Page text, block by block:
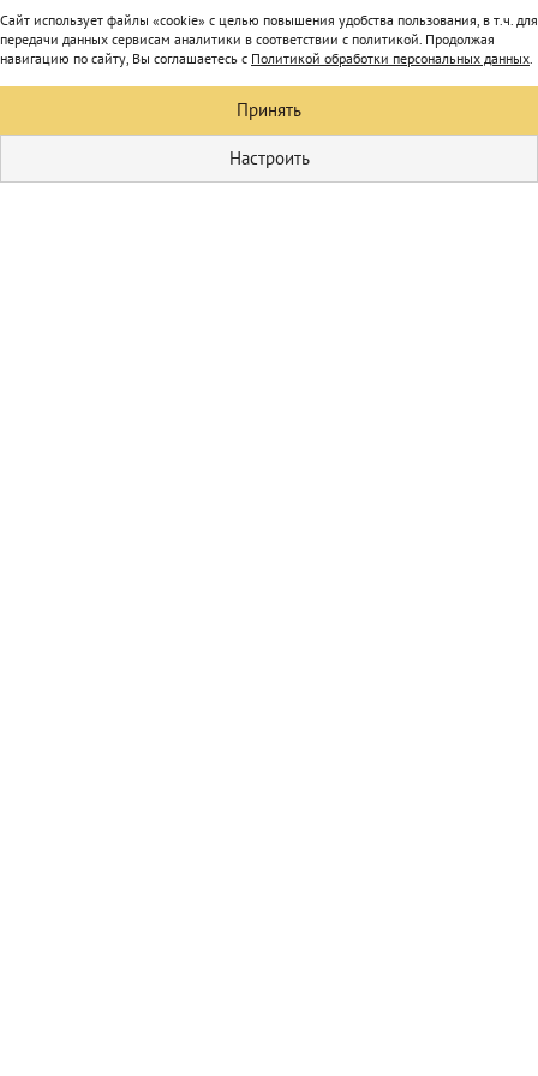
Сайт использует файлы «cookie» с целью повышения удобства пользования, в т.ч. для
передачи данных сервисам аналитики в соответствии с политикой. Продолжая
навигацию по сайту, Вы соглашаетесь с Политикой обработки персональных данных.
Принять
Настроить